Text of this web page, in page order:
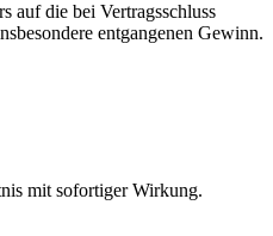
auf die bei Vertragsschluss
entgangenen Gewinn.
mit sofortiger Wirkung.